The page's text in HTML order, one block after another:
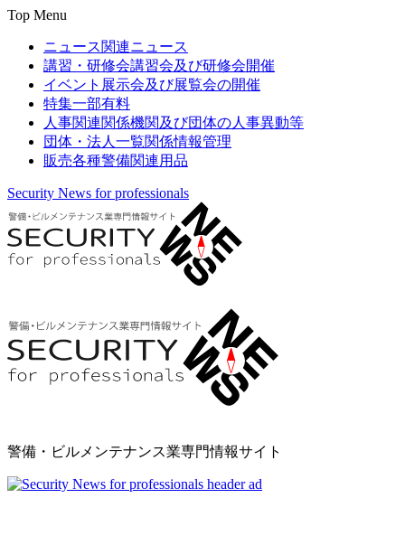
Top Menu
ニュース関連ニュース
講習・研修会講習会及び研修会開催
イベント 展示会及び展覧会の開催
特集一部有料
人事関連関係機関及び団体の人事異動等
団体・法人一覧関係情報管理
販売各種警備関連用品
Security News for professionals
警備・ビルメンテナンス業専門情報サイト